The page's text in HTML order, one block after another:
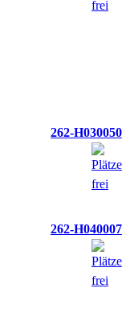
262-H030050
262-H040007